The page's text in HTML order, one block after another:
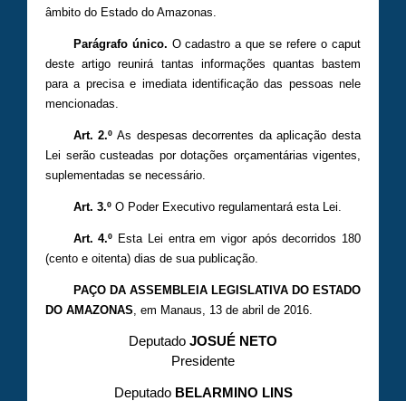
âmbito do Estado do Amazonas.
Parágrafo único. O cadastro a que se refere o caput
deste artigo reunirá tantas informações quantas bastem
para a precisa e imediata identificação das pessoas nele
mencionadas.
Art. 2.º As despesas decorrentes da aplicação desta
Lei serão custeadas por dotações orçamentárias vigentes,
suplementadas se necessário.
Art. 3.ºO Poder Executivo regulamentará esta Lei.
Art. 4.º Esta Lei entra em vigor após decorridos 180
(cento e oitenta) dias de sua publicação.
PAÇO DA ASSEMBLEIA LEGISLATIVA DO ESTADO
DO AMAZONAS , em Manaus, 13 de abril de 2016.
Deputado JOSUÉ NETO
Presidente
DeputadoBELARMINO LINS